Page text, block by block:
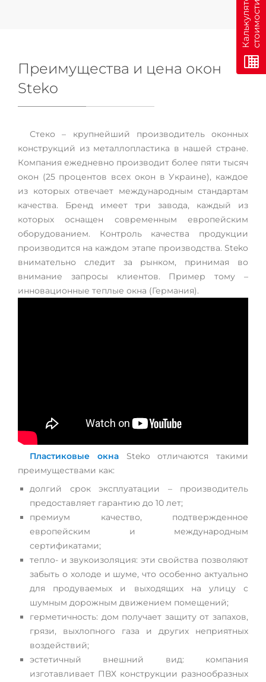
Преимущества и цена окон
Steko
Стеко – крупнейший производитель оконных
конструкций из металлопластика в нашей стране.
Компания ежедневно производит более пяти тысяч
окон (25 процентов всех окон в Украине), каждое
из которых отвечает международным стандартам
качества. Бренд имеет три завода, каждый из
которых оснащен современным европейским
оборудованием. Контроль качества продукции
производится на каждом этапе производства. Steko
внимательно следит за рынком, принимая во
внимание запросы клиентов. Пример тому –
инновационные теплые окна (Германия).
Пластиковые окнаSteko отличаются такими
преимуществами как:
долгий срок эксплуатации – производитель
предоставляет гарантию до 10 лет;
премиум качество, подтвержденное
европейским и международным
сертификатами;
тепло- и звукоизоляция: эти свойства позволяют
забыть о холоде и шуме, что особенно актуально
для продуваемых и выходящих на улицу с
шумным дорожным движением помещений;
герметичность: дом получает защиту от запахов,
грязи, выхлопного газа и других неприятных
воздействий;
эстетичный внешний вид: компания
изготавливает ПВХ конструкции разнообразных
К
а
л
ь
к
у
л
я
т
о
р
с
т
о
и
м
о
с
т
и
о
н
л
а
й